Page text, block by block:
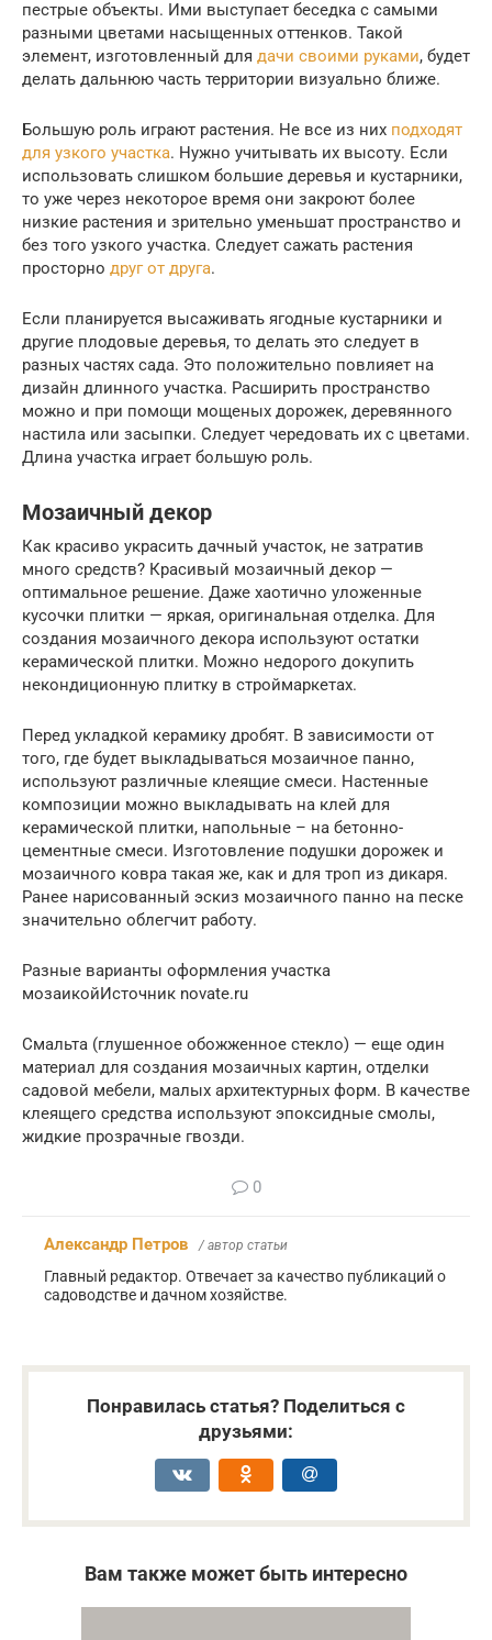
пестрые объекты. Ими выступает беседка с самыми
разными цветами насыщенных оттенков. Такой
элемент, изготовленный для дачи своими руками, будет
делать дальнюю часть территории визуально ближе.
Большую роль играют растения. Не все из них подходят
для узкого участка. Нужно учитывать их высоту. Если
использовать слишком большие деревья и кустарники,
то уже через некоторое время они закроют более
низкие растения и зрительно уменьшат пространство и
без того узкого участка. Следует сажать растения
просторно друг от друга.
Если планируется высаживать ягодные кустарники и
другие плодовые деревья, то делать это следует в
разных частях сада. Это положительно повлияет на
дизайн длинного участка. Расширить пространство
можно и при помощи мощеных дорожек, деревянного
настила или засыпки. Следует чередовать их с цветами.
Длина участка играет большую роль.
Мозаичный декор
Как красиво украсить дачный участок, не затратив
много средств? Красивый мозаичный декор —
оптимальное решение. Даже хаотично уложенные
кусочки плитки — яркая, оригинальная отделка. Для
создания мозаичного декора используют остатки
керамической плитки. Можно недорого докупить
некондиционную плитку в строймаркетах.
Перед укладкой керамику дробят. В зависимости от
того, где будет выкладываться мозаичное панно,
используют различные клеящие смеси. Настенные
композиции можно выкладывать на клей для
керамической плитки, напольные – на бетонно-
цементные смеси. Изготовление подушки дорожек и
мозаичного ковра такая же, как и для троп из дикаря.
Ранее нарисованный эскиз мозаичного панно на песке
значительно облегчит работу.
Разные варианты оформления участка
мозаикойИсточник novate.ru
Смальта (глушенное обожженное стекло) — еще один
материал для создания мозаичных картин, отделки
садовой мебели, малых архитектурных форм. В качестве
клеящего средства используют эпоксидные смолы,
жидкие прозрачные гвозди.
0
Александр Петров / автор статьи
Главный редактор. Отвечает за качество публикаций о
садоводстве и дачном хозяйстве.
Понравилась статья? Поделиться с
друзьями:
Вам также может быть интересно